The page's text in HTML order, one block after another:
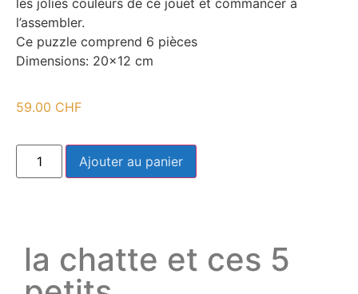
les jolies couleurs de ce jouet et commancer à
l’assembler.
Ce puzzle comprend 6 pièces
Dimensions: 20×12 cm
59.00 CHF
Ajouter au panier
la chatte et ces 5